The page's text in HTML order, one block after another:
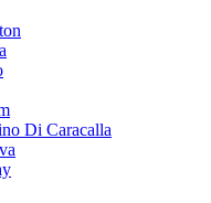
Di Caracalla